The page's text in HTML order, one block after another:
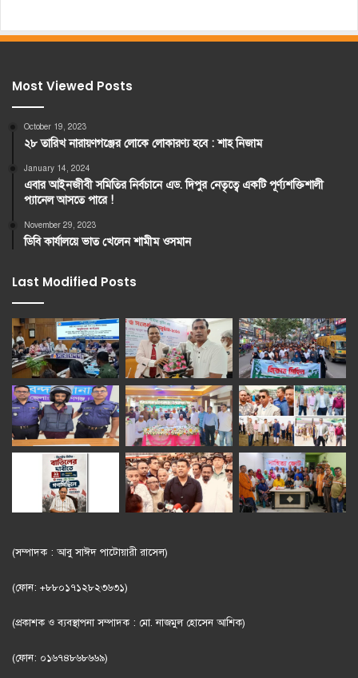
Most Viewed Posts
October 19, 2023
২৮ তারিখ নারায়ণগঞ্জের লোকে লোকারণ্য হবে : শাহ নিজাম
January 14, 2024
এবার আইনজীবী সমিতির নির্বচানে এড. দিপুর নেতৃত্বে একটি পূর্ণ্যশক্তিশালী
প্যানেল আসতে পারে !
November 29, 2023
ডিবি কার্যালয়ে ভাত খেলেন শামীম ওসমান
Last Modified Posts
(সম্পাদক : আবু সাঈদ পাটোয়ারী রাসেল)
(ফোন: +৮৮০১৭১২৮২৩৬৩১)
(প্রকাশক ও ব্যবস্থাপনা সম্পাদক : মো. নাজমুল হোসেন আশিক)
(ফোন: ০১৬৭৪৮৬৮৬৬৯)